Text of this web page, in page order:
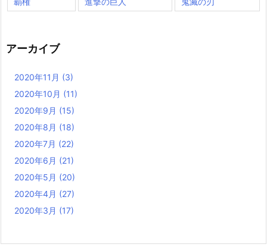
アーカイブ
2020年11月 (3)
2020年10月 (11)
2020年9月 (15)
2020年8月 (18)
2020年7月 (22)
2020年6月 (21)
2020年5月 (20)
2020年4月 (27)
2020年3月 (17)